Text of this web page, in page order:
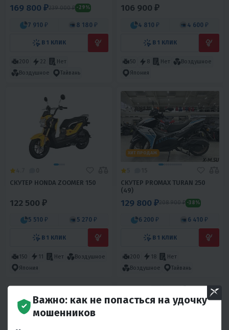
169 800 ₽239 000 ₽ -29%
7 910 ₽ 8 180 ₽
В 1 КЛИК
200 22
Нет
Воздушное
Тайвань
106 900 ₽
4 810 ₽ 4 600 ₽
В 1 КЛИК
50 8 Нет
Воздушное
Япония
СКУТЕР HONDA ZOOMER 150
122 500 ₽
5 510 ₽ 5 270 ₽
В 1 КЛИК
150 11 Нет
Воздушное
Япония
ХИТ ПРОДАЖ
СКУТЕР PROMAX TURAN 250
(49)
129 800 ₽208 900 ₽ -38%
6 200 ₽ 6 410 ₽
В 1 КЛИК
200 18
Нет
Воздушное
Тайвань
Важно: как не попасться на удочку
мошенников